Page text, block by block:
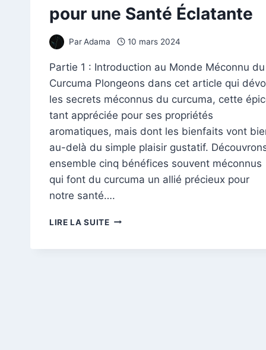
pour une Santé Éclatante
ParAdama 10 mars 2024
Partie 1 : Introduction au Monde Méconnu du
Curcuma Plongeons dans cet article qui
les secrets méconnus du curcuma, cette
tant appréciée pour ses propriétés
aromatiques, mais dont les bienfaits vont
au-delà du simple plaisir gustatif.
ensemble cinq bénéfices souvent méconnus
qui font du curcuma un allié précieux pour
notre santé….
LIRE LA SUITELES